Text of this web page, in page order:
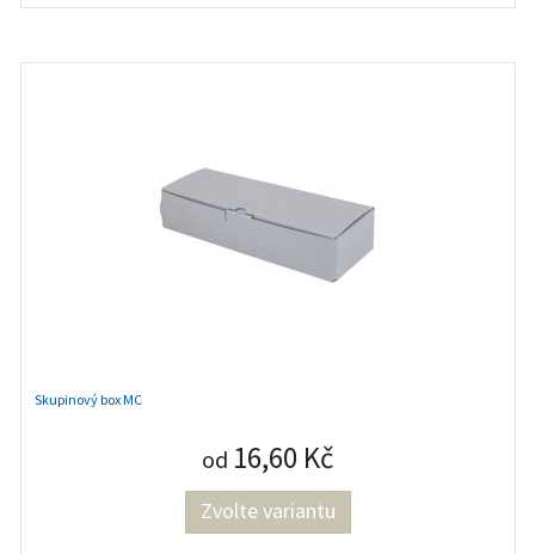
Skupinový box MC
od 16,60 Kč
Zvolte variantu